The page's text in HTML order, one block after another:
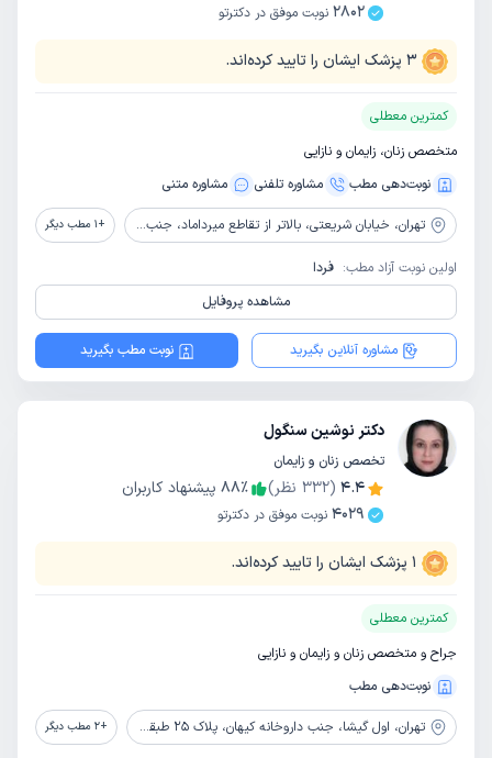
2802 نوبت موفق در دکترتو
3 پزشک ایشان را تایید کرده‌اند.
کمترین معطلی
متخصص زنان، زایمان و نازایی
نوبت‌دهی مطب
مشاوره‌ تلفنی مشاوره‌ متنی
تهران، خیابان شریعتی، بالاتر از تقاطع میرداماد، جنب بانک شهر، بالای داروخانه دکتر محجوب، پلاک 1181 +
1 مطب دیگر
اولین نوبت آزاد مطب: فردا
مشاهده پروفایل
مشاوره آنلاین بگیرید نوبت مطب بگیرید
دکتر نوشین سنگول
تخصص زنان و زایمان
4.4
(
332 نظر) 88٪
پیشنهاد کاربران
4029 نوبت موفق در دکترتو
1 پزشک ایشان را تایید کرده‌اند.
کمترین معطلی
جراح و متخصص زنان و زایمان و نازایی
نوبت‌دهی مطب
تهران، اول گیشا، جنب داروخانه کیهان، پلاک 25 طبقه همکف +
2 مطب دیگر